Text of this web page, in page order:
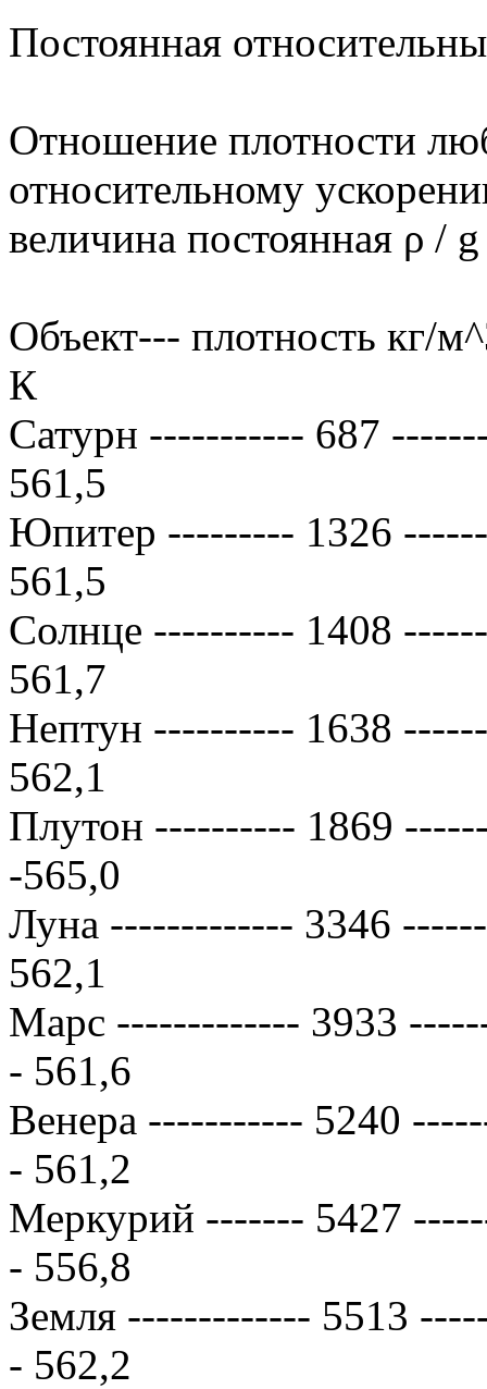
Постоянная
Отношение плотности
относительному
величина постоянная ρ /
Объект--- плотность кг/
К
Сатурн ----------- 687
561,5
Юпитер --------- 1326
561,5
Солнце ---------- 1408
561,7
Нептун ---------- 1638
562,1
Плутон ---------- 1869
-565,0
Луна ------------- 3346
562,1
Марс ------------- 3933
- 561,6
Венера ----------- 5240
- 561,2
Меркурий ------- 5427
- 556,8
Земля ------------- 5513
- 562,2